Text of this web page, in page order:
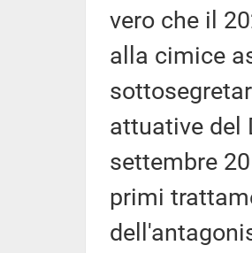
vero che il
alla cimice
attuative del
settembre
primi